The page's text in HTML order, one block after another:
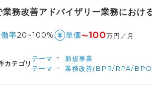
務改善アドバイザリー業務におけ
率20~100% 単価〜100万円／月
カテゴリ
テーマ
新規事業
テーマ
業務改善(BPR/RPA/